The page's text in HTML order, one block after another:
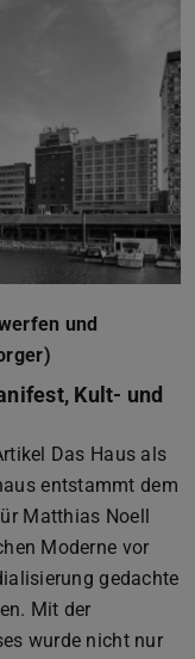
und
Kult- und
Das Haus als
entstammt dem
Matthias Noell
Moderne vor
gedachte
Mit der
wurde nicht nur